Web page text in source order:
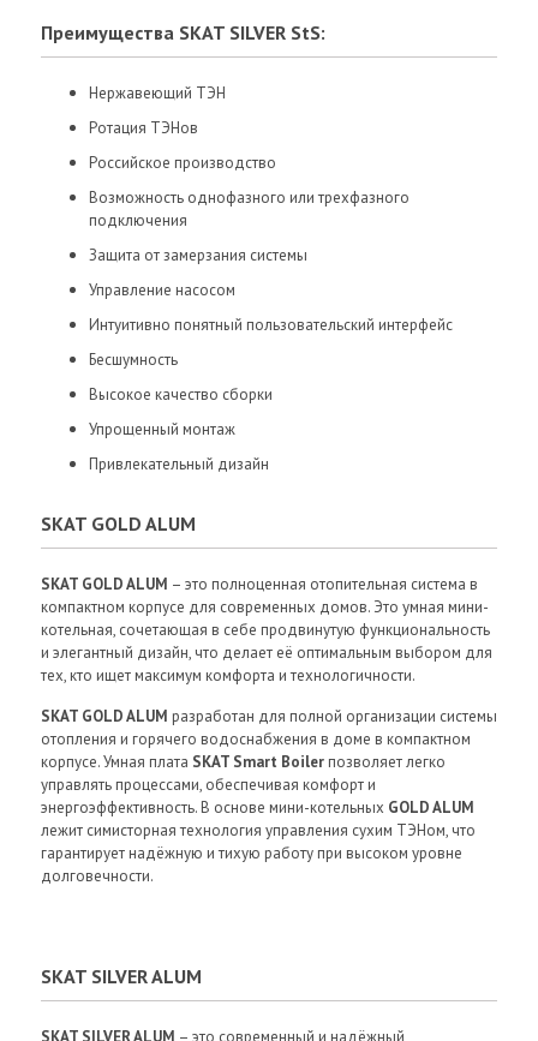
Преимущества SKAT SILVER StS:
Нержавеющий ТЭН
Ротация ТЭНов
Российское производство
Возможность однофазного или трехфазного
подключения
Защита от замерзания системы
Управление насосом
Интуитивно понятный пользовательский интерфейс
Бесшумность
Высокое качество сборки
Упрощенный монтаж
Привлекательный дизайн
SKAT GOLD ALUM
SKAT GOLD ALUM – это полноценная отопительная система в
компактном корпусе для современных домов. Это умная мини-
котельная, сочетающая в себе продвинутую функциональность
и элегантный дизайн, что делает её оптимальным выбором для
тех, кто ищет максимум комфорта и технологичности.
SKAT GOLD ALUM разработан для полной организации системы
отопления и горячего водоснабжения в доме в компактном
корпусе. Умная плата SKAT Smart Boiler позволяет легко
управлять процессами, обеспечивая комфорт и
энергоэффективность. В основе мини-котельных GOLD ALUM
лежит симисторная технология управления сухим ТЭНом, что
гарантирует надёжную и тихую работу при высоком уровне
долговечности.
SKAT SILVER ALUM
SKAT SILVER ALUM – это современный и надёжный